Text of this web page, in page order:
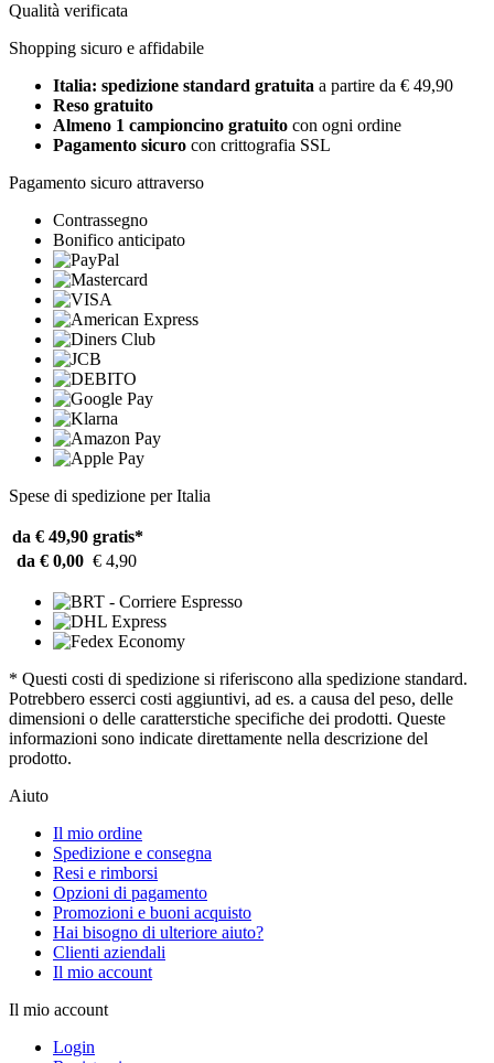
Qualità verificata
Shopping sicuro e affidabile
Italia: spedizione standard gratuita a partire da € 49,90
Reso gratuito
Almeno 1 campioncino gratuito con ogni ordine
Pagamento sicuro con crittografia SSL
Pagamento sicuro attraverso
Contrassegno
Bonifico anticipato
Spese di spedizione per Italia
da € 49,90 gratis*
da € 0,00 € 4,90
* Questi costi di spedizione si riferiscono alla spedizione standard.
Potrebbero esserci costi aggiuntivi, ad es. a causa del peso, delle
dimensioni o delle caratterstiche specifiche dei prodotti. Queste
informazioni sono indicate direttamente nella descrizione del
prodotto.
Aiuto
Il mio ordine
Spedizione e consegna
Resi e rimborsi
Opzioni di pagamento
Promozioni e buoni acquisto
Hai bisogno di ulteriore aiuto?
Clienti aziendali
Il mio account
Il mio account
Login